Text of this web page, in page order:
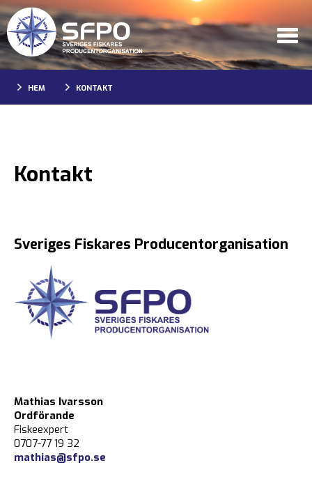
HEM KONTAKT
Kontakt
Sveriges Fiskares Producentorganisation
Mathias Ivarsson
Ordförande
Fiskeexpert
0707-77 19 32
mathias@sfpo.se